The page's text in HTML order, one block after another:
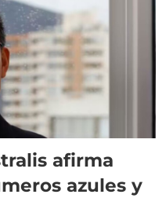
afirma
azules y